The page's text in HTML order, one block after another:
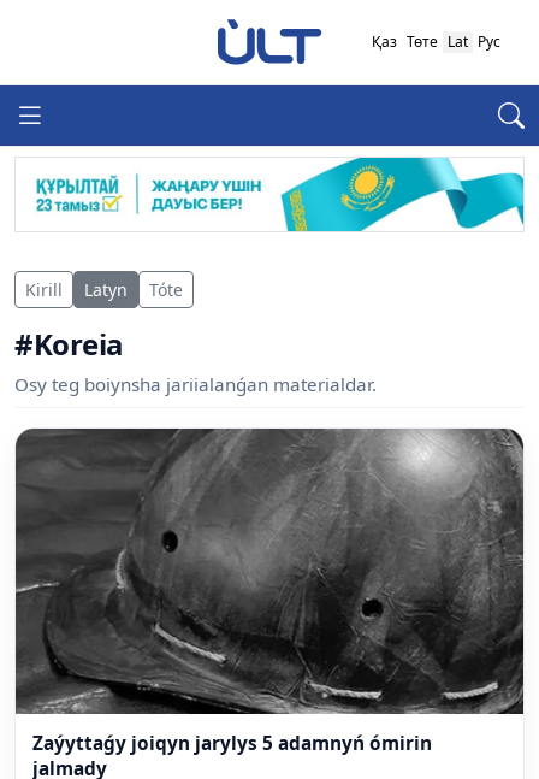
Қаз Төте Lat Рус
Kirill Latyn Tóte
#Koreia
Osy teg boiynsha jariialanǵan materialdar.
Zaýyttaǵy joiqyn jarylys 5 adamnyń ómirin
jalmady